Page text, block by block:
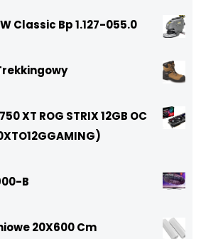
Classic Bp 1.127-055.0
XT ROG STRIX 12GB OC
B
20X600 Cm